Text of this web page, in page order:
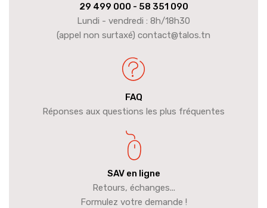
29 499 000 - 58 351 090
Lundi - vendredi : 8h/18h30
(appel non surtaxé) contact@talos.tn
FAQ
Réponses aux questions les plus fréquentes
SAV en ligne
Retours, échanges...
Formulez votre demande !